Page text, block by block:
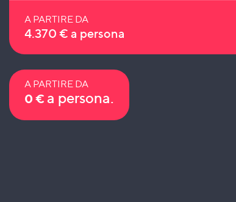
A PARTIRE DA
4.370 € a persona
A PARTIRE DA
0 € a persona.